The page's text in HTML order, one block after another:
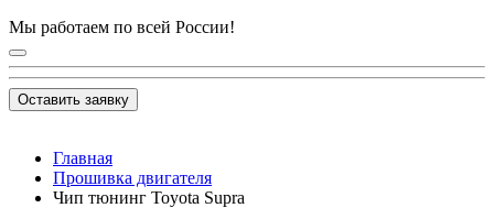
Мы работаем по всей России!
Оставить заявку
Главная
Прошивка двигателя
Чип тюнинг Toyota Supra